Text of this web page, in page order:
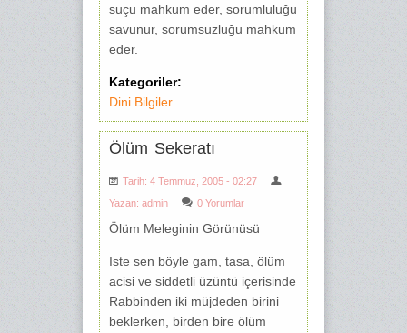
suçu mahkum eder, sorumluluğu
savunur, sorumsuzluğu mahkum
eder.
Kategoriler:
Dini Bilgiler
Ölüm Sekeratı
Tarih: 4 Temmuz, 2005 - 02:27
Yazan: admin 0 Yorumlar
Ölüm Meleginin Görünüsü
Iste sen böyle gam, tasa, ölüm
acisi ve sid­detli üzüntü içerisinde
Rabbinden iki müjde­den birini
beklerken, birden bire ölüm